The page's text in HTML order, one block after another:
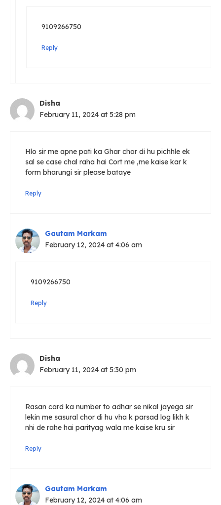
9109266750
Reply
Disha
February 11, 2024 at 5:28 pm
Hlo sir me apne pati ka Ghar chor di hu pichhle ek
sal se case chal raha hai Cort me ,me kaise kar k
form bharungi sir please bataye
Reply
Gautam Markam
February 12, 2024 at 4:06 am
9109266750
Reply
Disha
February 11, 2024 at 5:30 pm
Rasan card ka number to adhar se nikal jayega sir
lekin me sasural chor di hu vha k parsad log likh k
nhi de rahe hai parityag wala me kaise kru sir
Reply
Gautam Markam
February 12, 2024 at 4:06 am